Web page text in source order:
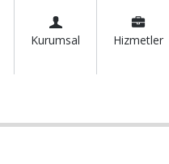
Kurumsal Hizmetler